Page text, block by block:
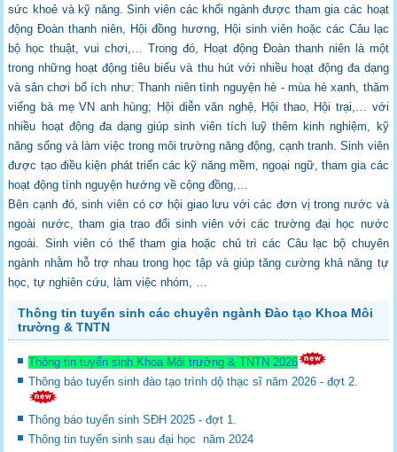
sức khoẻ và kỹ năng. Sinh viên các khối ngành được tham gia các hoạt
động Đoàn thanh niên, Hội đồng hương, Hội sinh viên hoặc các Câu lạc
bộ học thuật, vui chơi,… Trong đó, Hoạt động Đoàn thanh niên là một
trong những hoạt động tiêu biểu và thu hút với nhiều hoạt động đa dạng
và sân chơi bổ ích như: Thanh niên tình nguyện hè - mùa hè xanh, thăm
viếng bà mẹ VN anh hùng; Hội diễn văn nghệ, Hội thao, Hội trại,… với
nhiều hoạt động đa dạng giúp sinh viên tích luỹ thêm kinh nghiệm, kỹ
năng sống và làm việc trong môi trườngnăng động, cạnh tranh. Sinh viên
được tạo điều kiện phát triển các kỹ năng mềm, ngoại ngữ, tham gia các
hoạt động tình nguyện hướng về cộng đồng,…
Bên cạnh đó, sinh viên có cơ hội giao lưu với các đơn vị trong nước và
ngoài nước, tham gia trao đổi sinh viên với các trường đại học nước
ngoài. Sinh viên có thể tham gia hoặc chủ trì các Câu lạc bộ chuyên
ngành nhằm hỗ trợ nhau trong học tập và giúp tăng cường khả năng tự
học, tự nghiên cứu, làm việc nhóm, …
Thông tin tuyển sinh các chuyên ngành Đào tạo Khoa Môi
trường & TNTN
Thông tin tuyển sinh Khoa Môi trường & TNTN 2026
Thông báo tuyển sinh đào tạo trình dộ thạc sĩ năm 2026 - đợt 2.
Thông báo tuyển sinh SĐH 2025 - đợt 1.
Thông tin tuyển sinh sau đại học năm 2024